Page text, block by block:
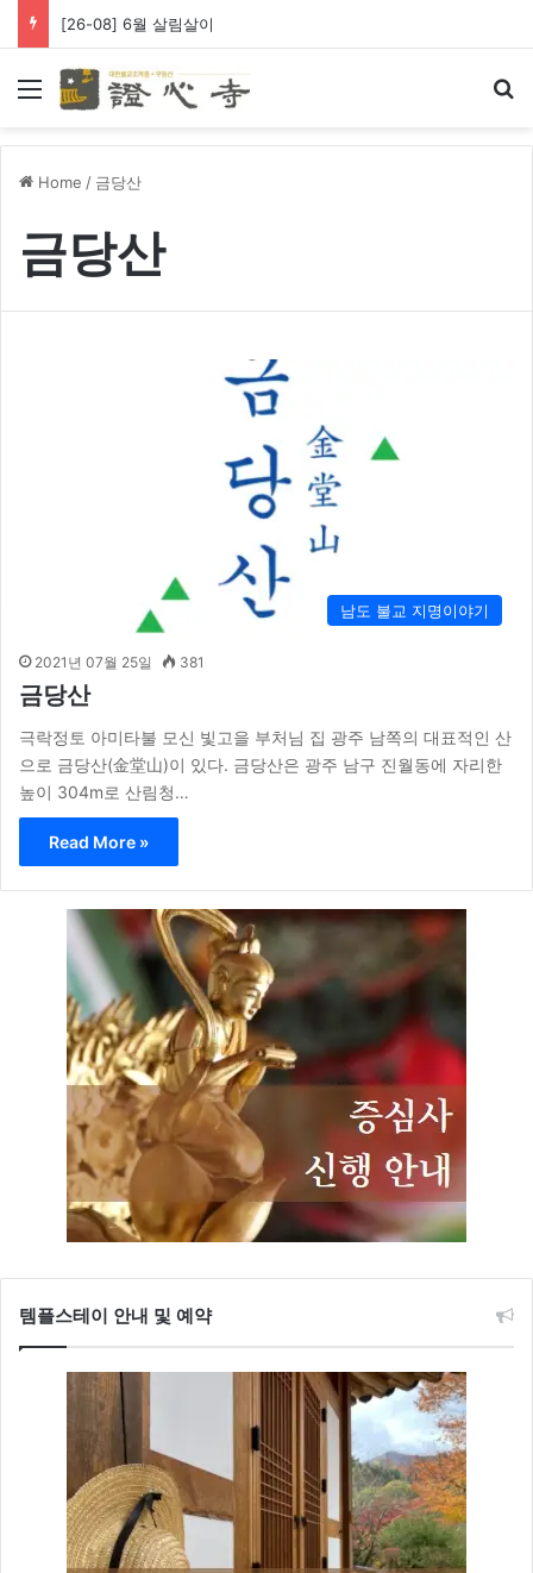
[26-08] 6월 살림살이
Menu
Home / 금당산
금당산
남도 불교 지명이야기
2021년 07월 25일 381
금당산
극락정토 아미타불 모신 빛고을 부처님 집 광주 남쪽의 대표적인 산
으로 금당산(金堂山)이 있다. 금당산은 광주 남구 진월동에 자리한
높이 304m로 산림청…
Read More »
템플스테이 안내 및 예약